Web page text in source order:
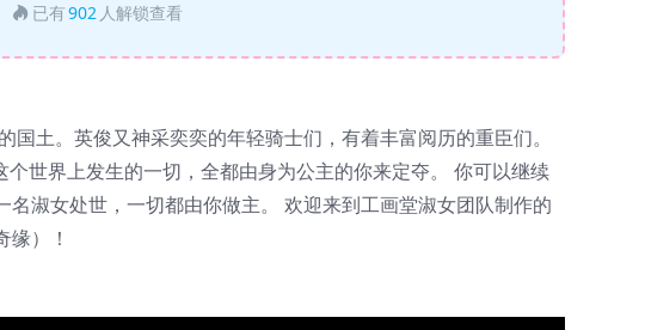
已有902 人解锁查看
土。英俊又神采奕奕的年轻骑士们，有着丰富阅历的重臣们。
世界上发生的一切，全都由身为公主的你来定夺。 你可以继续
淑女处世，一切都由你做主。 欢迎来到工画堂淑女团队制作的
）！